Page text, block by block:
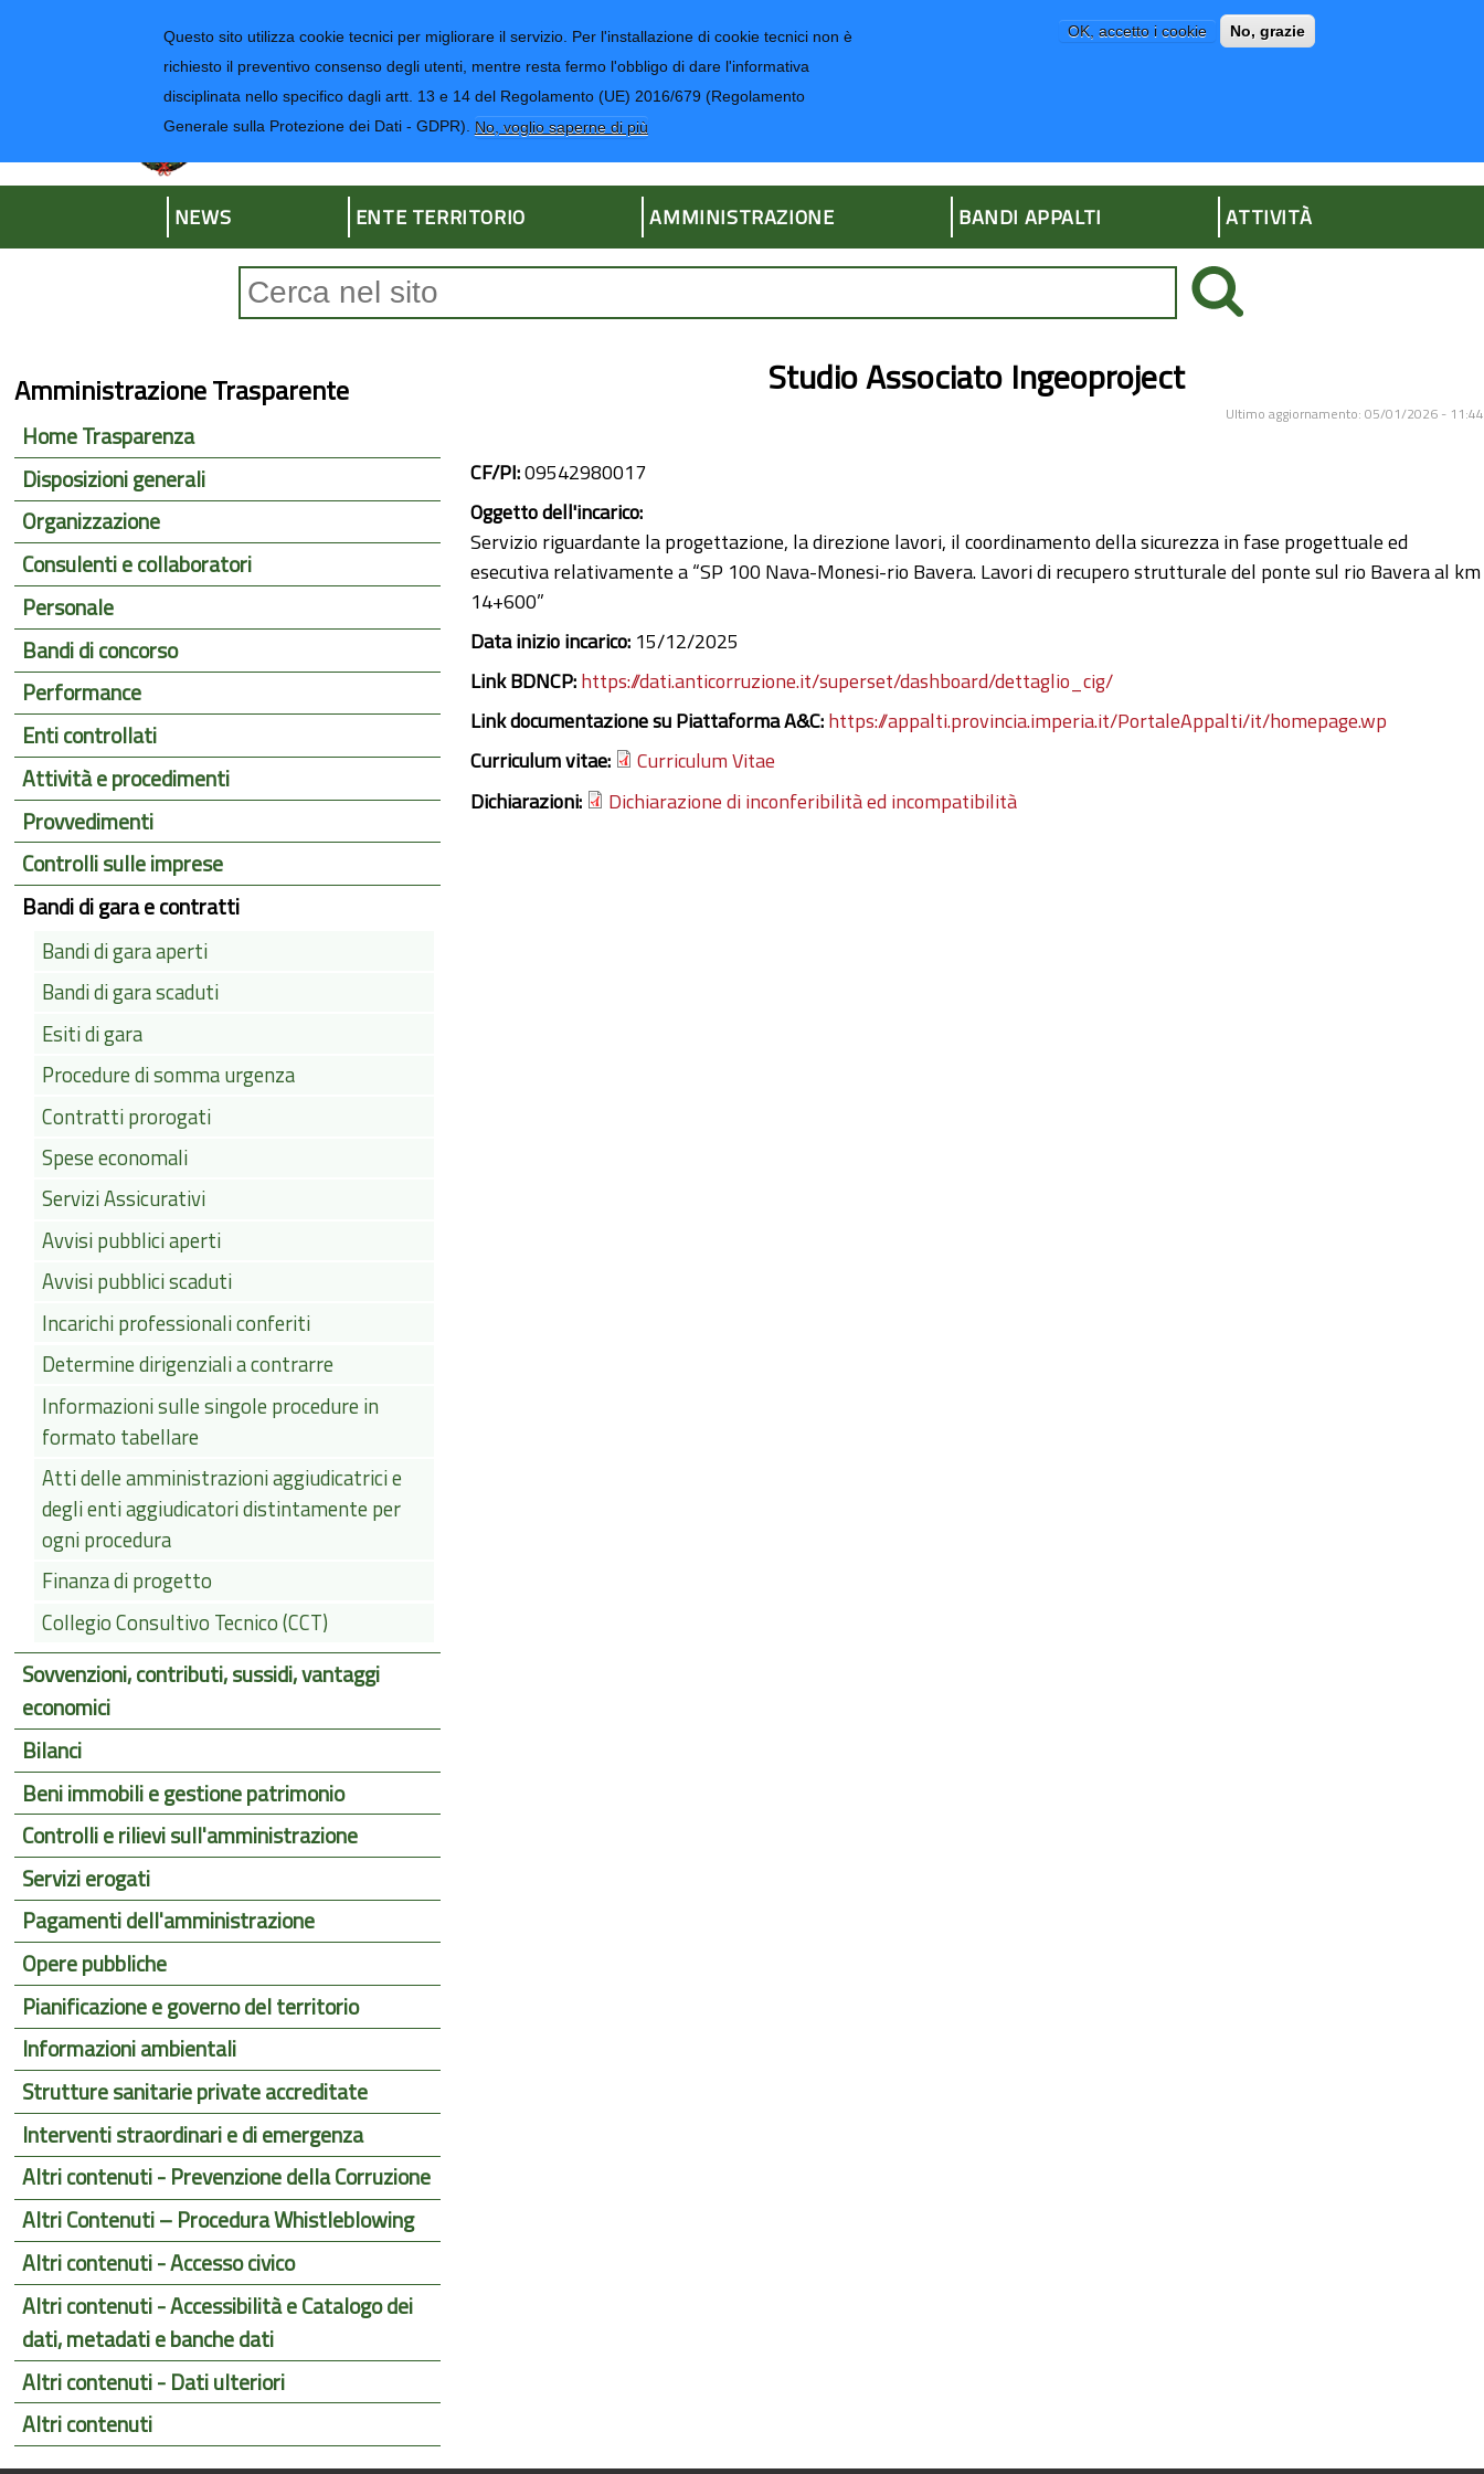
Questo sito utilizza cookie tecnici per migliorare il servizio. Per l'installazione di cookie tecnici non è
richiesto il preventivo consenso degli utenti, mentre resta fermo l'obbligo di dare l'informativa
disciplinata nello specifico dagli artt. 13 e 14 del Regolamento (UE) 2016/679 (Regolamento
Generale sulla Protezione dei Dati - GDPR). No, voglio saperne di più
OK, accetto i cookie No, grazie
Regione Liguria
Provincia di Imperia
NEWS ENTE TERRITORIO AMMINISTRAZIONE BANDI APPALTI ATTIVITÀ
Studio Associato Ingeoproject
Ultimo aggiornamento: 05/01/2026 - 11:44
CF/PI:09542980017
Oggetto dell'incarico:
Servizio riguardante la progettazione, la direzione lavori, il coordinamento della sicurezza in fase progettuale ed
esecutiva relativamente a “SP 100 Nava-Monesi-rio Bavera. Lavori di recupero strutturale del ponte sul rio Bavera al km
14+600”
Data inizio incarico: 15/12/2025
Link BDNCP:https://dati.anticorruzione.it/superset/dashboard/dettaglio_cig/
Link documentazione su Piattaforma A&C:https://appalti.provincia.imperia.it/PortaleAppalti/it/homepage.wp
Curriculum vitae:
Curriculum Vitae
Dichiarazioni:
Dichiarazione di inconferibilità ed incompatibilità
Amministrazione Trasparente
Home Trasparenza
Disposizioni generali
Organizzazione
Consulenti e collaboratori
Personale
Bandi di concorso
Performance
Enti controllati
Attività e procedimenti
Provvedimenti
Controlli sulle imprese
Bandi di gara e contratti
Bandi di gara aperti
Bandi di gara scaduti
Esiti di gara
Procedure di somma urgenza
Contratti prorogati
Spese economali
Servizi Assicurativi
Avvisi pubblici aperti
Avvisi pubblici scaduti
Incarichi professionali conferiti
Determine dirigenziali a contrarre
Informazioni sulle singole procedure in
formato tabellare
Atti delle amministrazioni aggiudicatrici e
degli enti aggiudicatori distintamente per
ogni procedura
Finanza di progetto
Collegio Consultivo Tecnico (CCT)
Sovvenzioni, contributi, sussidi, vantaggi
economici
Bilanci
Beni immobili e gestione patrimonio
Controlli e rilievi sull'amministrazione
Servizi erogati
Pagamenti dell'amministrazione
Opere pubbliche
Pianificazione e governo del territorio
Informazioni ambientali
Strutture sanitarie private accreditate
Interventi straordinari e di emergenza
Altri contenuti - Prevenzione della Corruzione
Altri Contenuti – Procedura Whistleblowing
Altri contenuti - Accesso civico
Altri contenuti - Accessibilità e Catalogo dei
dati, metadati e banche dati
Altri contenuti - Dati ulteriori
Altri contenuti